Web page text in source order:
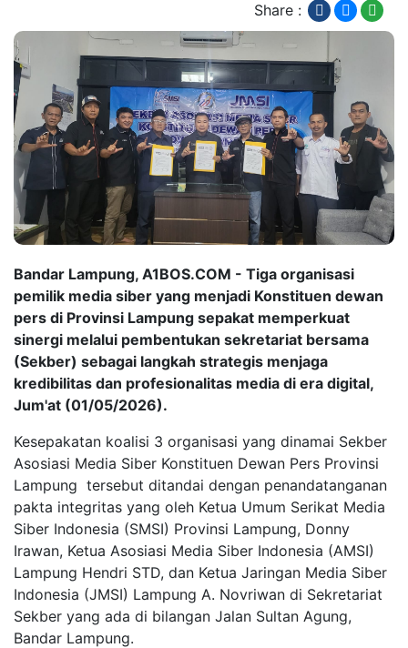
Share :
Bandar Lampung, A1BOS.COM - Tiga organisasi
pemilik media siber yang menjadi Konstituen dewan
pers di Provinsi Lampung sepakat memperkuat
sinergi melalui pembentukan sekretariat bersama
(Sekber) sebagai langkah strategis menjaga
kredibilitas dan profesionalitas media di era digital,
Jum'at (01/05/2026).
Kesepakatan koalisi 3 organisasi yang dinamai Sekber
Asosiasi Media Siber Konstituen Dewan Pers Provinsi
Lampung tersebut ditandai dengan penandatanganan
pakta integritas yang oleh Ketua Umum Serikat Media
Siber Indonesia (SMSI) Provinsi Lampung, Donny
Irawan, Ketua Asosiasi Media Siber Indonesia (AMSI)
Lampung Hendri STD, dan Ketua Jaringan Media Siber
Indonesia (JMSI) Lampung A. Novriwan di Sekretariat
Sekber yang ada di bilangan Jalan Sultan Agung,
Bandar Lampung.